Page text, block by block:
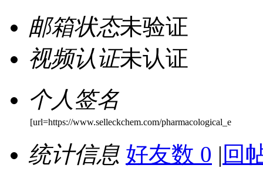
邮箱状态未验证
视频认证未认证
个人签名
[url=https://www.selleckchem.com/pharmacological_e
统计信息 好友数 0 | 回